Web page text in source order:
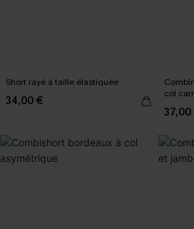
Short rayé à taille élastiquée
34,00 €
col
37,00